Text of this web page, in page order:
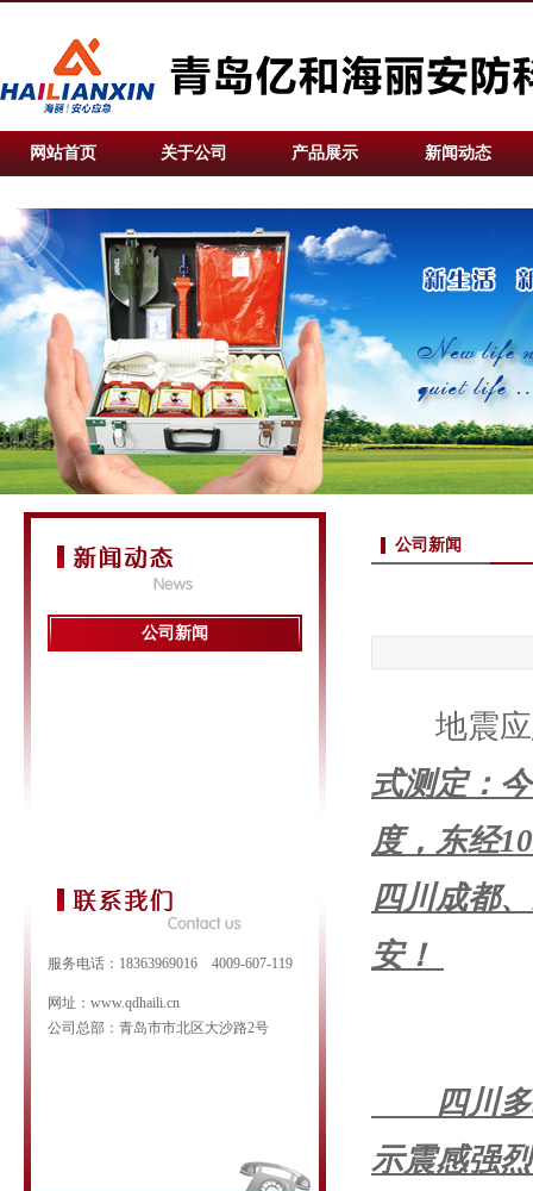
网站首页 关于公司 产品展示 新闻动态
公司新闻
服务电话：18363969016 4009-607-119
网址：www.qdhaili.cn
公司总部：青岛市市北区大沙路2号
公司新闻
地震应
式测定：
度，东经
四川成都
安！
四川多
示震感强